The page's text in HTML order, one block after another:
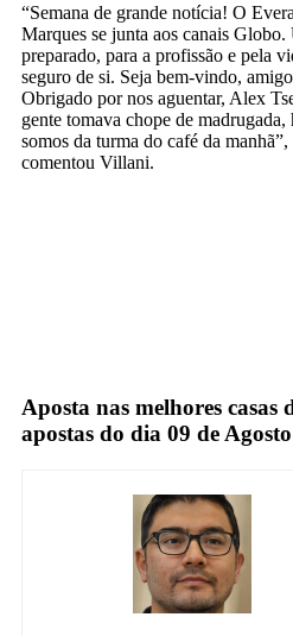
“Semana de grande notícia! O
Marques se junta aos canais Globo.
preparado, para a profissão e pela
seguro de si. Seja bem-vindo,
Obrigado por nos aguentar, Alex
gente tomava chope de madrugada,
somos da turma do café da manhã”,
comentou Villani.
Aposta nas melhores casas
apostas do dia 09 de